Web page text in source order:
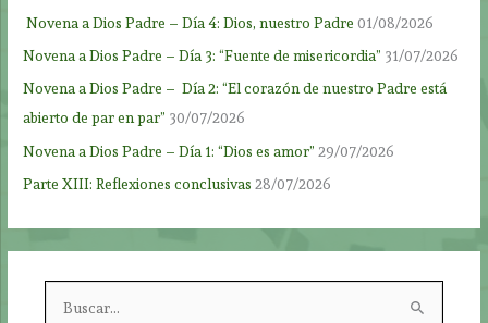
Novena a Dios Padre – Día 4: Dios, nuestro Padre 01/08/2026
Novena a Dios Padre – Día 3: “Fuente de misericordia” 31/07/2026
Novena a Dios Padre – Día 2: “El corazón de nuestro Padre está
abierto de par en par” 30/07/2026
Novena a Dios Padre – Día 1: “Dios es amor” 29/07/2026
Parte XIII: Reflexiones conclusivas 28/07/2026